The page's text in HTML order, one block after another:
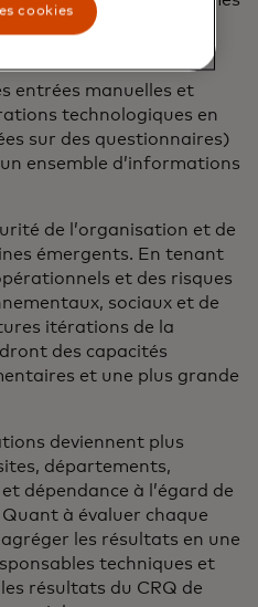
27001, Cloud Security
entrées manuelles et
technologiques en
sur des questionnaires)
ensemble d’informations
de l’organisation et de
émergents. En tenant
et des risques
sociaux et de
itérations de la
des capacités
et une plus grande
deviennent plus
départements,
dépendance à l’égard de
à évaluer chaque
les résultats en une
techniques et
résultats du CRQ de
cookies